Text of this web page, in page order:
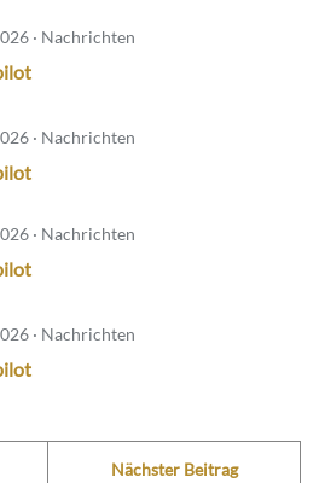
· Nachrichten
· Nachrichten
· Nachrichten
· Nachrichten
Nächster Beitrag